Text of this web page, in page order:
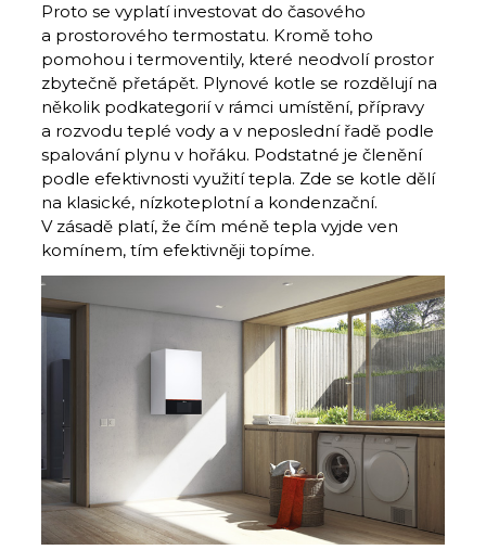
Proto se vyplatí investovat do časového
a prostorového termostatu. Kromě toho
pomohou i termoventily, které neodvolí prostor
zbytečně přetápět. Plynové kotle se rozdělují na
několik podkategorií v rámci umístění, přípravy
a rozvodu teplé vody a v neposlední řadě podle
spalování plynu v hořáku. Podstatné je členění
podle efektivnosti využití tepla. Zde se kotle dělí
na klasické, nízkoteplotní a kondenzační.
V zásadě platí, že čím méně tepla vyjde ven
komínem, tím efektivněji topíme.